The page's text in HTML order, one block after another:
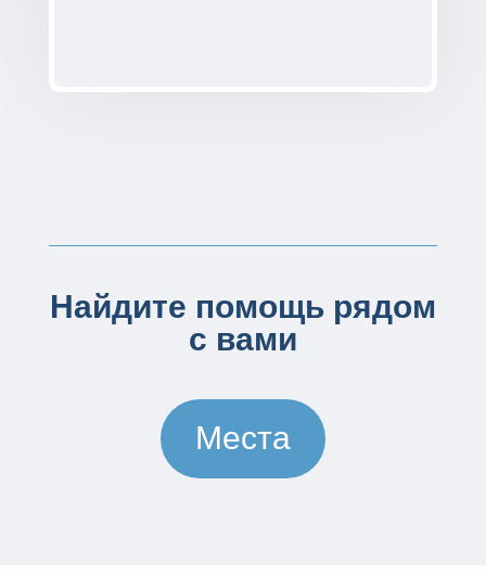
Найдите помощь рядом
с вами
Места